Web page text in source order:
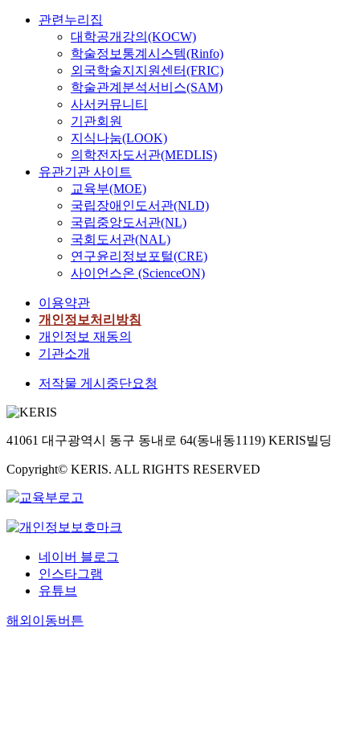
관련누리집
대학공개강의(KOCW)
학술정보통계시스템(Rinfo)
외국학술지지원센터(FRIC)
학술관계분석서비스(SAM)
사서커뮤니티
기관회원
지식나눔(LOOK)
의학전자도서관(MEDLIS)
유관기관 사이트
교육부(MOE)
국립장애인도서관(NLD)
국립중앙도서관(NL)
국회도서관(NAL)
연구윤리정보포털(CRE)
사이언스온 (ScienceON)
이용약관
개인정보처리방침
개인정보 재동의
기관소개
저작물 게시중단요청
41061 대구광역시 동구 동내로 64(동내동1119) KERIS빌딩
Copyright© KERIS. ALL RIGHTS RESERVED
네이버 블로그
인스타그램
유튜브
해외이동버튼